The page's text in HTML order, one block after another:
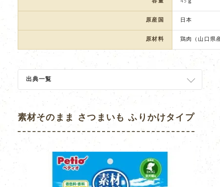
容量 45ｇ
原産国 日本
原材料 鶏肉（山口県
出典一覧
素材そのまま さつまいも ふりかけタイプ